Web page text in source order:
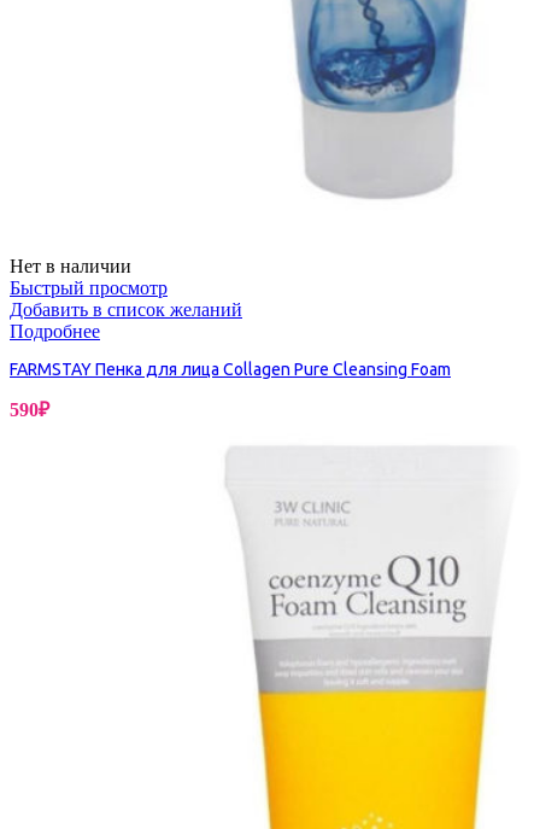
Нет в наличии
Быстрый просмотр
Добавить в список желаний
Подробнее
FARMSTAY Пенка для лица Collagen Pure Cleansing Foam
590₽